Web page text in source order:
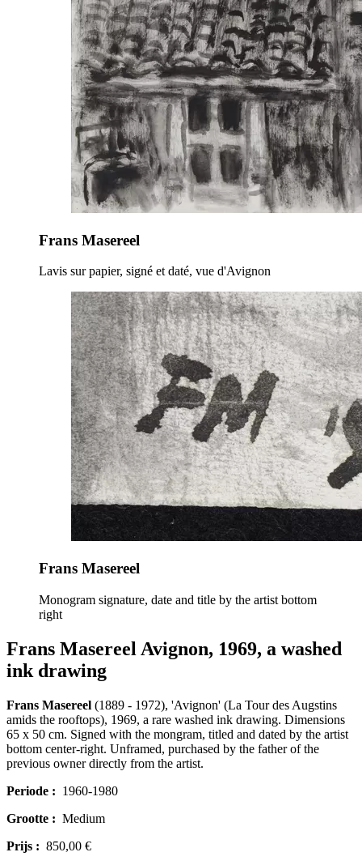
Frans Masereel
Lavis sur papier, signé et daté, vue d'Avignon
Frans Masereel
Monogram signature, date and title by the artist bottom
right
Frans Masereel Avignon, 1969, a washed
ink drawing
Frans Masereel (1889 - 1972), 'Avignon' (La Tour des Augstins
amids the rooftops), 1969, a rare washed ink drawing. Dimensions
65 x 50 cm. Signed with the mongram, titled and dated by the artist
bottom center-right. Unframed, purchased by the father of the
previous owner directly from the artist.
Periode : 1960-1980
Grootte : Medium
Prijs : 850,00 €